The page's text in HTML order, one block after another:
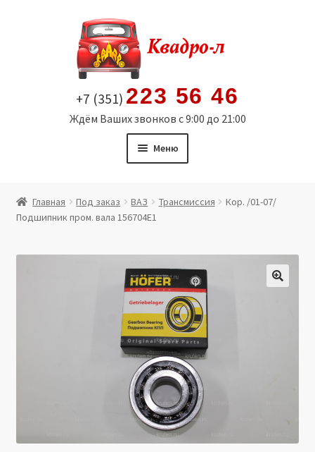
содержимому
+7 (351) 223 56 46
Ждём Ваших звонков с 9:00 до 21:00
Меню
Витрина
Мой аккаунт
Политика в отношении обработки персональных
Главная Под заказ ВАЗ Трансмиссия
Кор. /01-07/
Подшипник пром. вала 156704E1